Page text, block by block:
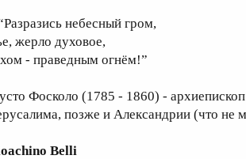
небесный гром,
жерло духовое,
- праведным огнём!”
Фосколо (1785 - 1860) -
позже и Александрии (что не
Belli